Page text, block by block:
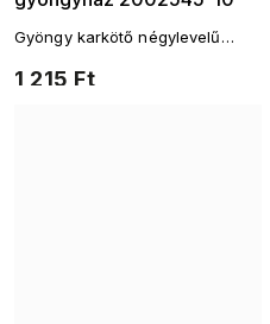
1 215 Ft
Gyöngy karkötő négylevelű